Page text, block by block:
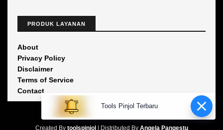
PRODUK LAYANAN
About
Privacy Policy
Disclaimer
Terms of Service
Contact
Created By toolspinjol| Distributed By Angela Pangestu
Tools Pinjol Terbaru